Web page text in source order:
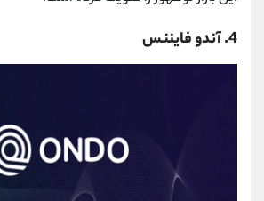
4. آندو فایننس